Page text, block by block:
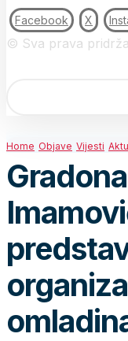
Facebook X
© Sva prava
Home Objave Vijesti